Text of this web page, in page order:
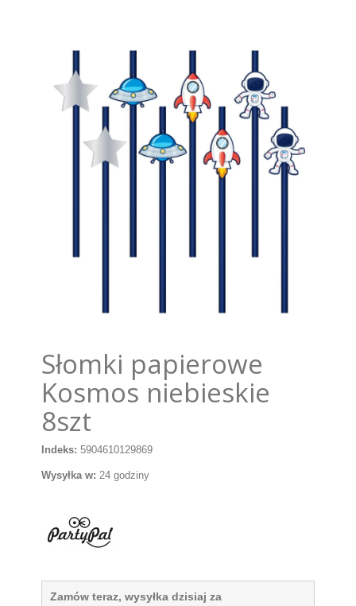
AKCESORIA IMPREZOWE
UROCZYSTOŚCI
PODKŁADY /PRZEKŁADKI/WSPORNIKI/BANKETÓWKI
Słomki papierowe
Kosmos niebieskie
8szt
Indeks: 5904610129869
Wysyłka w: 24 godziny
Zamów teraz, wysyłka dzisiaj za